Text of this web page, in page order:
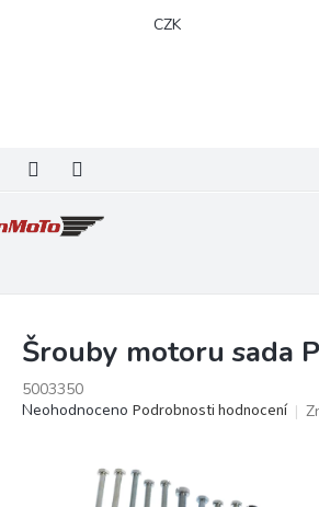
CZK
Šrouby motoru sada
5003350
Průměrné
Neohodnoceno Podrobnosti hodnocení